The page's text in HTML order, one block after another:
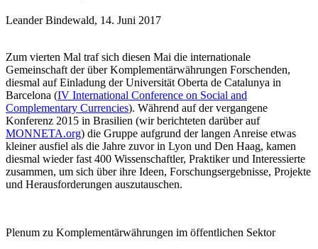
Leander Bindewald, 14. Juni 2017
Zum vierten Mal traf sich diesen Mai die internationale
Gemeinschaft der über Komplementärwährungen Forschenden,
diesmal auf Einladung der Universität Oberta de Catalunya in
Barcelona (IV International Conference on Social and
Complementary Currencies). Während auf der vergangene
Konferenz 2015 in Brasilien (wir berichteten darüber auf
MONNETA.org) die Gruppe aufgrund der langen Anreise etwas
kleiner ausfiel als die Jahre zuvor in Lyon und Den Haag, kamen
diesmal wieder fast 400 Wissenschaftler, Praktiker und Interessierte
zusammen, um sich über ihre Ideen, Forschungsergebnisse, Projekte
und Herausforderungen auszutauschen.
Plenum zu Komplementärwährungen im öffentlichen Sektor